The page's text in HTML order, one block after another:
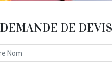
DEMANDE DE